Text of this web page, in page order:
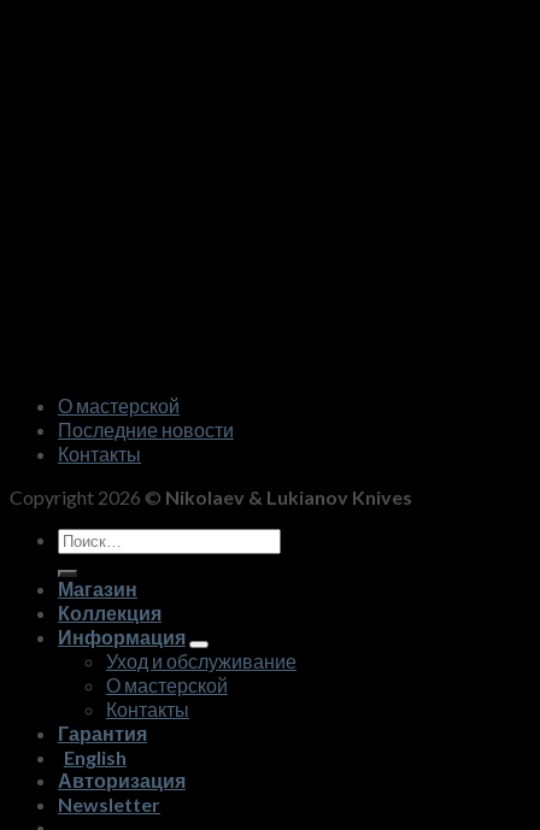
О мастерской
Последние новости
Контакты
Copyright 2026 © Nikolaev & Lukianov Knives
Искать:
Магазин
Коллекция
Информация
Уход и обслуживание
О мастерской
Контакты
Гарантия
English
Авторизация
Newsletter